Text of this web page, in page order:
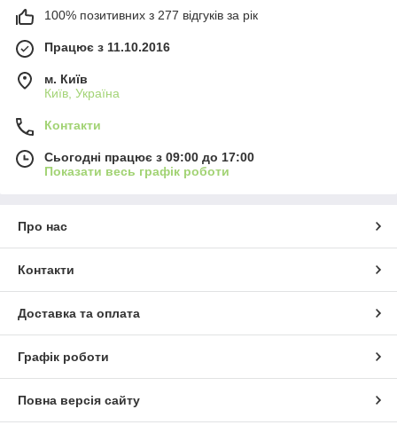
100% позитивних з 277 відгуків за рік
Працює з 11.10.2016
м. Київ
Київ, Україна
Контакти
Сьогодні працює з 09:00 до 17:00
Показати весь графік роботи
Про нас
Контакти
Доставка та оплата
Графік роботи
Повна версія сайту